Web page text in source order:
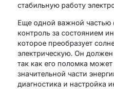
стабильную работу
Еще одной важной частью
контроль за состоянием
которое преобразует
электрическую. Он должен
так как его поломка
значительной части
диагностика и настройка